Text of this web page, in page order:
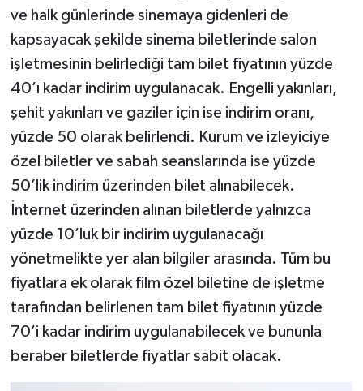
ve halk günlerinde sinemaya gidenleri de
kapsayacak şekilde sinema biletlerinde salon
işletmesinin belirlediği tam bilet fiyatının yüzde
40’ı kadar indirim uygulanacak. Engelli yakınları,
şehit yakınları ve gaziler için ise indirim oranı,
yüzde 50 olarak belirlendi. Kurum ve izleyiciye
özel biletler ve sabah seanslarında ise yüzde
50’lik indirim üzerinden bilet alınabilecek.
İnternet üzerinden alınan biletlerde yalnızca
yüzde 10’luk bir indirim uygulanacağı
yönetmelikte yer alan bilgiler arasında. Tüm bu
fiyatlara ek olarak film özel biletine de işletme
tarafından belirlenen tam bilet fiyatının yüzde
70’i kadar indirim uygulanabilecek ve bununla
beraber biletlerde fiyatlar sabit olacak.